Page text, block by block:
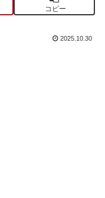
コピー
2025.10.30